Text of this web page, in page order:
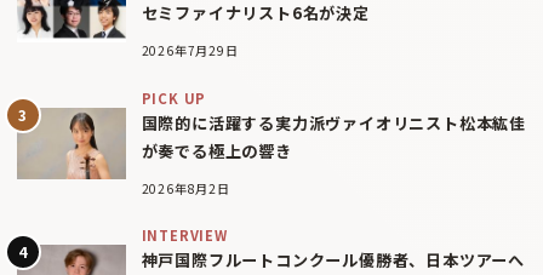
セミファイナリスト6名が決定
2026年7月29日
PICK UP
国際的に活躍する実力派ヴァイオリニスト松本紘佳
が奏でる極上の響き
2026年8月2日
INTERVIEW
神戸国際フルートコンクール優勝者、日本ツアーへ